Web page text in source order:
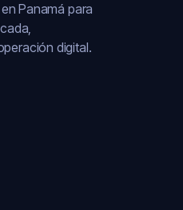
Panamá para
digital.